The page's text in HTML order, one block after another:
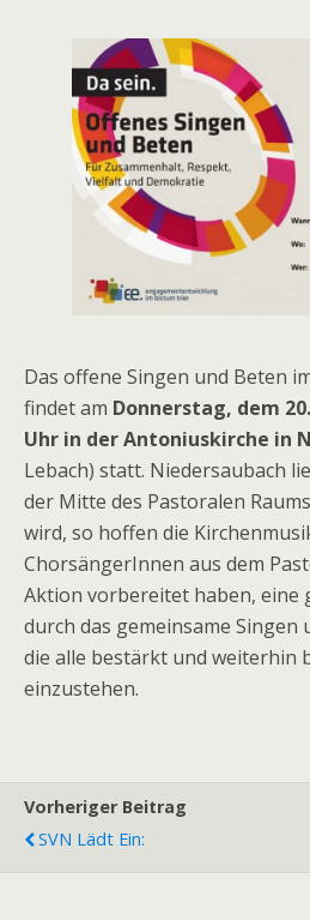
Das offene Singen und Beten
findet am Donnerstag, dem
Uhr in der Antoniuskirche in
Lebach) statt. Niedersaubach
der Mitte des Pastoralen
wird, so hoffen die
ChorsängerInnen aus dem
Aktion vorbereitet haben, eine
durch das gemeinsame Singen
die alle bestärkt und weiterhin
einzustehen.
Vorheriger Beitrag
SVN Lädt Ein: